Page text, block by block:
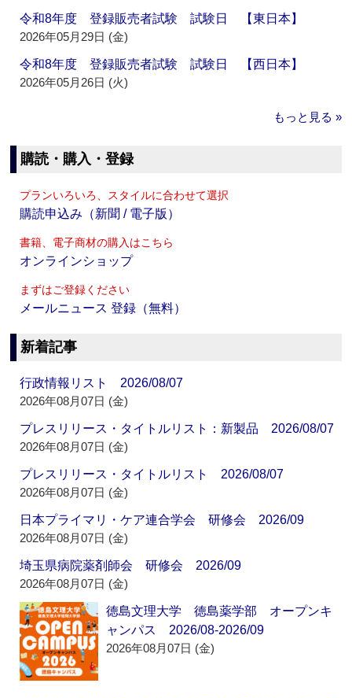
令和8年度 登録販売者試験 試験日 【東日本】
2026年05月29日 (金)
令和8年度 登録販売者試験 試験日 【西日本】
2026年05月26日 (火)
もっと見る »
購読・購入・登録
プランいろいろ、スタイルに合わせて選択
購読申込み（新聞 / 電子版）
書籍、電子商材の購入はこちら
オンラインショップ
まずはご登録ください
メールニュース 登録（無料）
新着記事
行政情報リスト 2026/08/07
2026年08月07日 (金)
プレスリリース・タイトルリスト：新製品 2026/08/07
2026年08月07日 (金)
プレスリリース・タイトルリスト 2026/08/07
2026年08月07日 (金)
日本プライマリ・ケア連合学会 研修会 2026/09
2026年08月07日 (金)
埼玉県病院薬剤師会 研修会 2026/09
2026年08月07日 (金)
徳島文理大学 徳島薬学部 オープンキ
ャンパス 2026/08-2026/09
2026年08月07日 (金)